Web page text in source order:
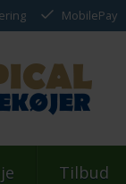
MobilePay
Tilbud